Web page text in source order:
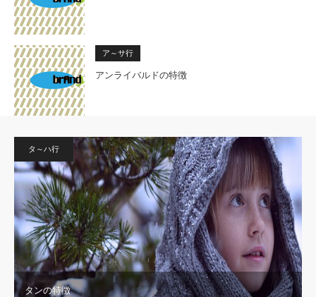
ア～サ行
アンライバルドの特徴
タ～ハ行
タンの特徴